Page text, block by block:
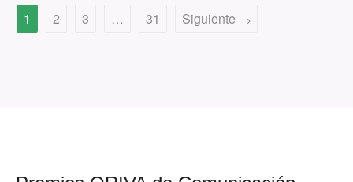
1 2 3 … 31 Siguiente